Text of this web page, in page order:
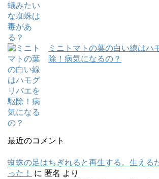
ミニトマトの葉の白い線はハ
除！病気になるの？
最近のコメント
蜘蛛の足はちぎれると再生する。生える
った！
に 匿名 より